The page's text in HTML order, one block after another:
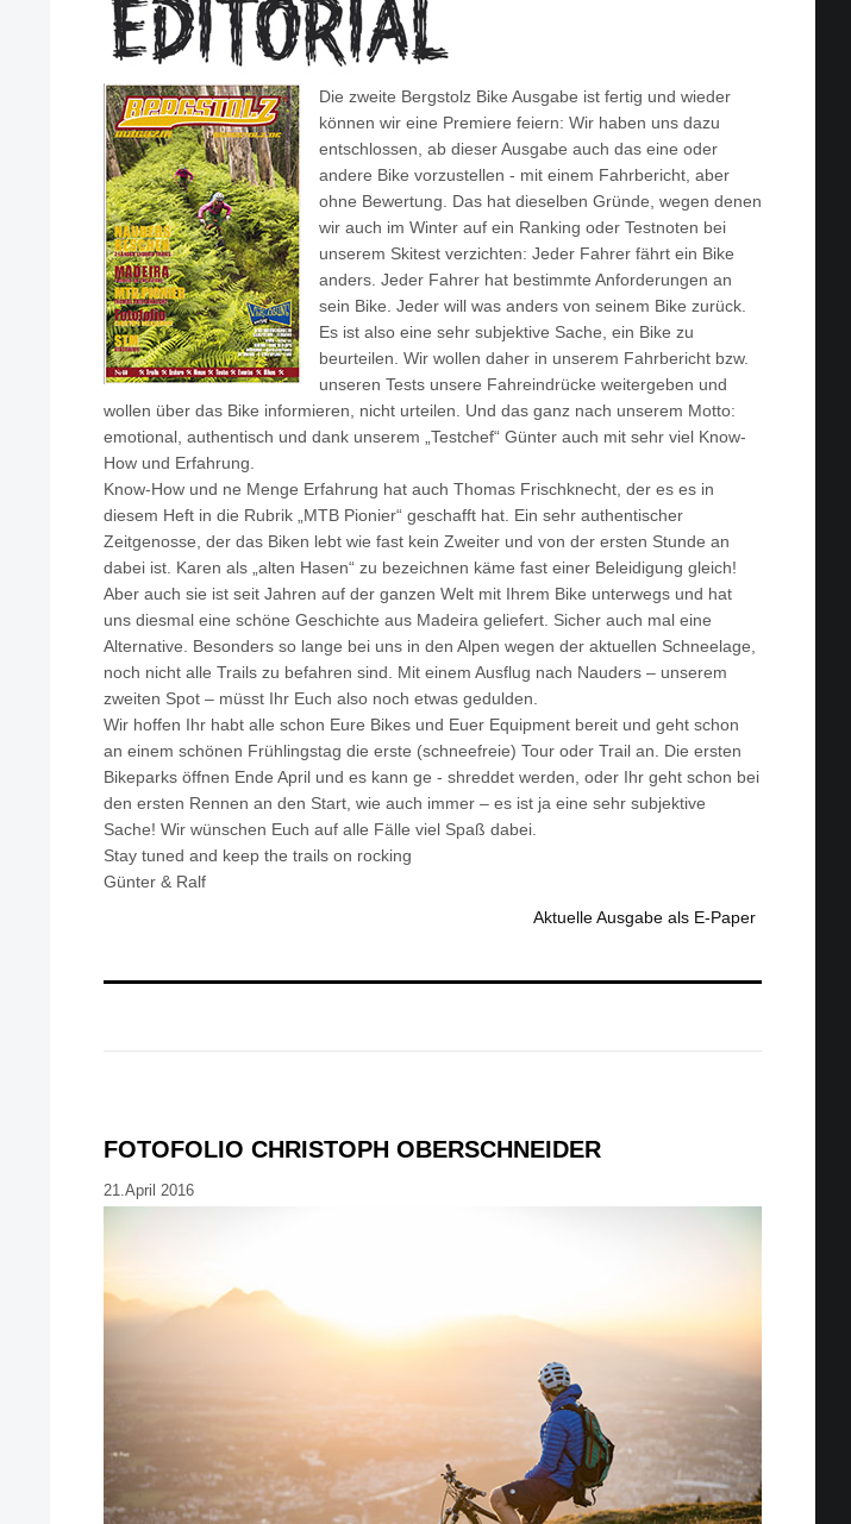
Die zweite Bergstolz Bike Ausgabe ist fertig und wieder
können wir eine Premiere feiern: Wir haben uns dazu
entschlossen, ab dieser Ausgabe auch das eine oder
andere Bike vorzustellen - mit einem Fahrbericht, aber
ohne Bewertung. Das hat dieselben Gründe, wegen denen
wir auch im Winter auf ein Ranking oder Testnoten bei
unserem Skitest verzichten: Jeder Fahrer fährt ein Bike
anders. Jeder Fahrer hat bestimmte Anforderungen an
sein Bike. Jeder will was anders von seinem Bike zurück.
Es ist also eine sehr subjektive Sache, ein Bike zu
beurteilen. Wir wollen daher in unserem Fahrbericht bzw.
unseren Tests unsere Fahreindrücke weitergeben und
wollen über das Bike informieren, nicht urteilen. Und das ganz nach unserem Motto:
emotional, authentisch und dank unserem „Testchef“ Günter auch mit sehr viel Know-
How und Erfahrung.
Know-How und ne Menge Erfahrung hat auch Thomas Frischknecht, der es es in
diesem Heft in die Rubrik „MTB Pionier“ geschafft hat. Ein sehr authentischer
Zeitgenosse, der das Biken lebt wie fast kein Zweiter und von der ersten Stunde an
dabei ist. Karen als „alten Hasen“ zu bezeichnen käme fast einer Beleidigung gleich!
Aber auch sie ist seit Jahren auf der ganzen Welt mit Ihrem Bike unterwegs und hat
uns diesmal eine schöne Geschichte aus Madeira geliefert. Sicher auch mal eine
Alternative. Besonders so lange bei uns in den Alpen wegen der aktuellen Schneelage,
noch nicht alle Trails zu befahren sind. Mit einem Ausflug nach Nauders – unserem
zweiten Spot – müsst Ihr Euch also noch etwas gedulden.
Wir hoffen Ihr habt alle schon Eure Bikes und Euer Equipment bereit und geht schon
an einem schönen Frühlingstag die erste (schneefreie) Tour oder Trail an. Die ersten
Bikeparks öffnen Ende April und es kann ge - shreddet werden, oder Ihr geht schon bei
den ersten Rennen an den Start, wie auch immer – es ist ja eine sehr subjektive
Sache! Wir wünschen Euch auf alle Fälle viel Spaß dabei.
Stay tuned and keep the trails on rocking
Günter & Ralf
Aktuelle Ausgabe als E-Paper
FOTOFOLIO CHRISTOPH OBERSCHNEIDER
21.April 2016